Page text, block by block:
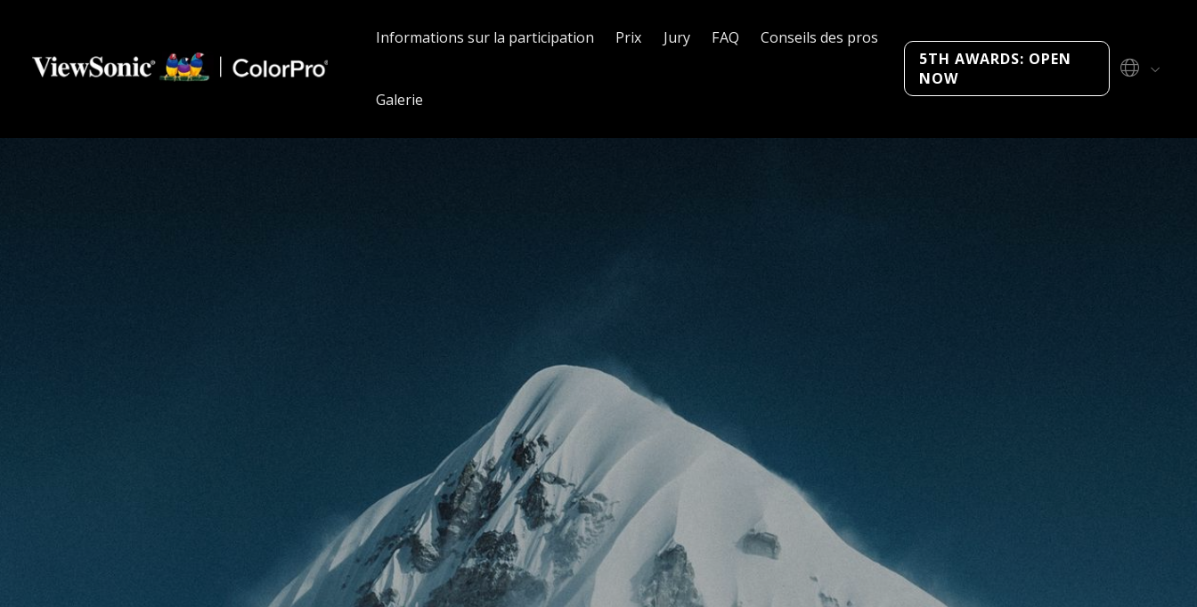
Informations sur la participation Prix Jury FAQ Conseils des pros
Galerie
5TH AWARDS: OPEN
NOW